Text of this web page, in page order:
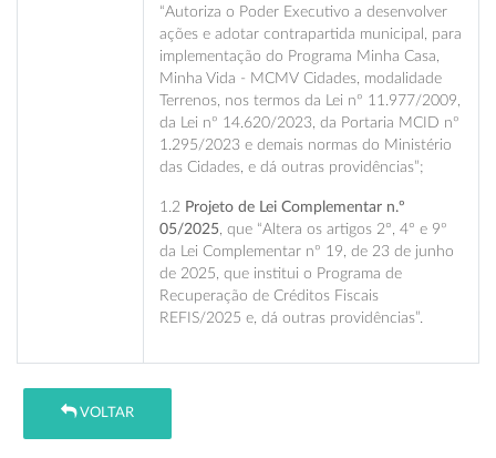
“Autoriza o Poder Executivo a desenvolver
ações e adotar contrapartida municipal, para
implementação do Programa Minha Casa,
Minha Vida - MCMV Cidades, modalidade
Terrenos, nos termos da Lei nº 11.977/2009,
da Lei nº 14.620/2023, da Portaria MCID nº
1.295/2023 e demais normas do Ministério
das Cidades, e dá outras providências”;
1.2 Projeto de Lei Complementar n.º
05/2025, que “Altera os artigos 2°, 4° e 9º
da Lei Complementar nº 19, de 23 de junho
de 2025, que institui o Programa de
Recuperação de Créditos Fiscais
REFIS/2025 e, dá outras providências”.
VOLTAR